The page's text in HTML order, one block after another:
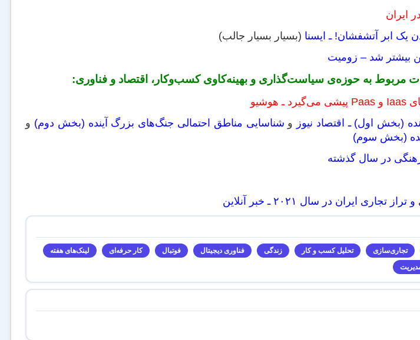
ایران
(بسیار بسیار جالب)
بیشتر شد – زومیت
مربوط به حوزه‌ی سیاست‌گذاری و بهینه‌کاوی کسب‌وکار، اقتصاد و فناوری:
(بخش اول) ـ اقتصاد نیوز و شناسایی مناطق احتمالی جنگ‌های بزرگ آینده (بخش دوم) و
(بخش سوم)
در سال گذشته
ایران در سال ۲۰۲۱ ـ خبر آنلاین
تجاری‌سازی تحلیل کسب و کار زندگی فناوری دیجیتال فوتبال کار حرفه‌ای
لینک‌های هفته